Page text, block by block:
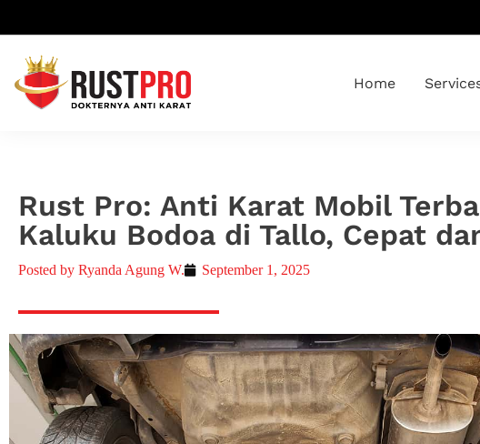
❗❗
Home
Rust Pro: Anti Karat Mobil
Kaluku Bodoa di Tallo, Cepat
Posted by Ryanda Agung W. September 1, 2025